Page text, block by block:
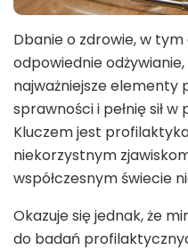
Dbanie o zdrowie, w
odpowiednie
najważniejsze
sprawności i pełnię sił
Kluczem jest
niekorzystnym
współczesnym świecie
Okazuje się jednak, że
do badań